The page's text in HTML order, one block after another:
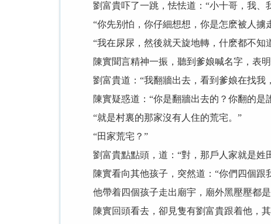
劉富貴吓了一跳，怯怯道：“小十哥，我、
“你先别怕，你仔細想想，你是怎麽被人擄
“我在尿尿，然後就天旋地轉，什麽都不知
陳實聞言精神一振，聽到爹娘喊名字，表明
劉富貴道：“我翻牆出去，看到爹娘在找我
陳實疑惑道：“你是翻牆出去的？你翻的是
“就是村裏的那家沒有人住的荒宅。”
“田家荒宅？”
劉富貴點點頭，道：“對，那戶人家就是姓
陳實看向其他孩子，突然道：“你們四個跟
他帶着四個孩子走出廟宇，廟外黑壓壓都是
陳實回頭看去，卻見隻有劉富貴跟着他，其